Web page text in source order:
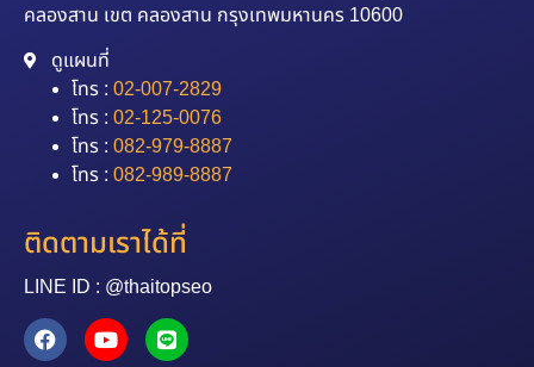
คลองสาน เขต คลองสาน กรุงเทพมหานคร 10600
ดูแผนที่
โทร : 02-007-2829
โทร : 02-125-0076
โทร : 082-979-8887
โทร : 082-989-8887
ติดตามเราได้ที่
LINE ID : @thaitopseo